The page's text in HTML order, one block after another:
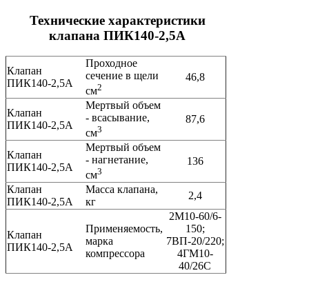
Технические характеристики
клапана ПИК140-2,5А
Клапан
ПИК140-2,5А
Проходное
сечение в щели
см2
46,8
Клапан
ПИК140-2,5А
Мертвый объем
- всасывание,
см3
87,6
Клапан
ПИК140-2,5А
Мертвый объем
- нагнетание,
см3
136
Клапан
ПИК140-2,5А
Масса клапана,
кг
2,4
Клапан
ПИК140-2,5А
Применяемость,
марка
компрессора
2М10-60/6-
150;
7ВП-20/220;
4ГМ10-
40/26С